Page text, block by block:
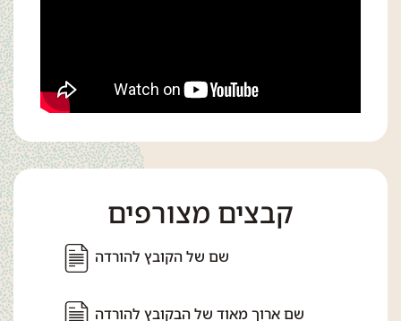
קבצים מצורפים
שם של הקובץ להורדה